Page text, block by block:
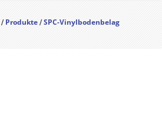
/Produkte/SPC-Vinylbodenbelag